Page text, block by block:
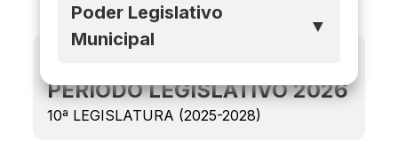
Poder Legislativo
Municipal
▼
PERÍODO LEGISLATIVO 2026
10ª LEGISLATURA (2025-2028)